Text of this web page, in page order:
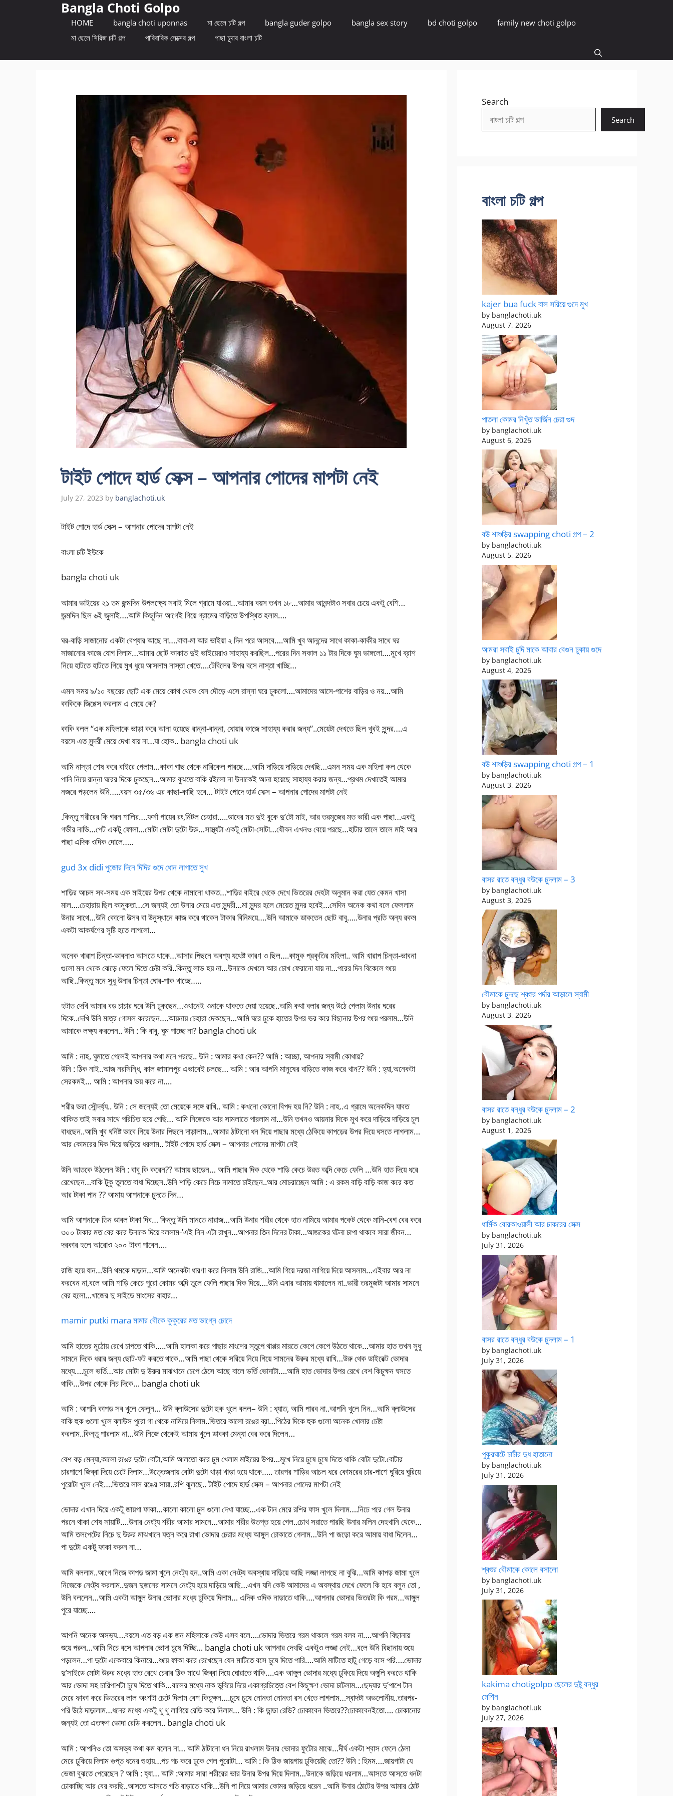
Bangla Choti Golpo
HOME bangla choti uponnas মা ছেলে চটি গল্প bangla guder golpo bangla sex story bd choti golpo
family new choti golpo
মা ছেলে সিরিজ চটি গল্প
পারিবারিক সেক্সের গল্প পাছা চুদার বাংলা চটি
টাইট পোদে হার্ড সেক্স – আপনার পোদের মাপটা নেই
July 27, 2023 by banglachoti.uk
টাইট পোদে হার্ড সেক্স – আপনার পোদের মাপটা নেই
বাংলা চটি ইউকে
bangla choti uk
আমার ভাইয়ের ২১ তম জন্মদিন উপলক্ষ্যে সবাই মিলে গ্রামে যাওয়া…আমার বয়স তখন ১৮…আমার আনন্দটাও সবার চেয়ে একটু বেশি…
জন্মদিন ছিল ৬ই জুলাই….আমি কিছুদিন আগেই গিয়ে গ্রামের বাড়িতে উপস্থিত হলাম….
ঘর-বাড়ি সাজানোর একটা বেপ্যার আছে না….বাবা-মা আর ভাইয়া ২ দিন পরে আসবে….আমি খুব আনন্দের সাথে কাকা-কাকীর সাথে ঘর
সাজানোর কাজে যোগ দিলাম…আমার ছোট কাকাত দুই ভাইয়েরাও সাহায্য করছিল…পরের দিন সকাল ১১ টার দিকে ঘুম ভাঙ্গলো….মুখে ব্রাশ
নিয়ে হাটতে হাটতে গিয়ে মুখ ধুয়ে আসলাম নাস্তা খেতে….টেবিলের উপর বসে নাস্তা খাচ্ছি…
এমন সময় ৯/১০ বছরের ছোট এক মেয়ে কোথ থেকে যেন দৌড়ে এসে রান্না ঘরে ঢুকলো….আমাদের আসে-পাশের বাড়ির ও নয়…আমি
কাকিকে জিগ্গেস করলাম এ মেয়ে কে?
কাকি বলল “এক মহিলাকে ভাড়া করে আনা হয়েছে রান্না-বান্না, ধোয়ার কাজে সাহায্য করার জন্য”..মেয়েটা দেখতে ছিল খুবই সুন্দর….এ
বয়সে এত সুন্দরী মেয়ে দেখা যায় না…যা হোক.. bangla choti uk
আমি নাস্তা শেষ করে বাইরে গেলাম…কাকা গাছ থেকে নারিকেল পারছে….আমি দাড়িয়ে দাড়িয়ে দেখছি…এমন সময় এক মহিলা কল থেকে
পানি নিয়ে রান্না ঘরের দিকে ঢুকছেন…আমার বুঝতে বাকি রইলো না উনাকেই আনা হয়েছে সাহায্য করার জন্য…প্রথম দেখাতেই আমার
নজরে পড়লেন উনি…..বয়স ৩৫/৩৬ এর কাছা-কাছি হবে… টাইট পোদে হার্ড সেক্স – আপনার পোদের মাপটা নেই
.কিন্তু শরীরের কি গরন শালির….ফর্সা গায়ের রং,নিটল চেহারা…..ডাবের মত দুই বুকে দু’টো মাই, আর তরমুজের মত ভারী এক পাছা…একটু
গভীর নাভি…পেট একটু ফোলা…মোটা মোটা দুটো উরু…সাস্থ্যটা একটু মোটা-সোটা…যৌবন এখনও বেয়ে পরছে…হাটার তালে তালে মাই আর
পাছা এদিক ওদিক দোলে…..
gud 3x didi পুজোর দিনে দিদির গুদে ধোন লাগাতে সুখ
শাড়ির আচল সব-সময় এক মাইয়ের উপর থেকে নামানো থাকত…শাড়ির বাইরে থেকে দেখে ভিতরের দেহটা অনুমান করা যেত কেমন খাসা
মাল….চেহারায় ছিল কামুকতা…সে জন্যই তো উনার মেয়ে এত সুন্দরী…মা সুন্দর হলে মেয়েত সুন্দর হবেই…সেদিন অনেক কথা বলে ফেললাম
উনার সাথে…উনি কোনো উত্সব বা উনুস্থানে কাজ করে থাকেন টাকার বিনিময়ে….উনি আমাকে ডাকতেন ছোট বাবু…..উনার প্রতি অন্য রকম
একটা আকর্ষণের সৃষ্টি হতে লাগলো…
অনেক খারাপ চিন্তা-ভাবনাও আসতে থাকে…আসার পিছনে অবশ্য যথেষ্ট কারণ ও ছিল….কামুক প্রকৃতির মহিলা.. আমি খারাপ চিন্তা-ভাবনা
গুলো মন থেকে ঝেড়ে ফেলে দিতে চেষ্টা করি..কিন্তু লাভ হয় না…উনাকে দেখলে আর চোখ ফেরানো যায় না…পরের দিন বিকেলে শুয়ে
আছি..কিন্তু মনে সুধু উনার চিন্তা ঘোর-পাক খাচ্ছে…..
হটাত দেখি আমার বড় চাচার ঘরে উনি ঢুকছেন…ওখানেই ওনাকে থাকতে দেয়া হয়েছে..আমি কথা বলার জন্য উঠে গেলাম উনার ঘরের
দিকে..দেখি উনি মাত্র গোসল করেছেন….আয়নায় চেহারা দেকছেন…আমি ঘরে ঢুকে হাতের উপর ভর করে বিছানার উপর শুয়ে পরলাম…উনি
আমাকে লক্ষ্য করলেন.. উনি : কি বাবু, ঘুম পাচ্ছে না? bangla choti uk
আমি : নাহ, ঘুমাতে গেলেই আপনার কথা মনে পরছে.. উনি : আমার কথা কেন?? আমি : আচ্ছা, আপনার স্বামী কোথায়?
উনি : ঠিক নাই..আজ নরসিন্ধি, কাল জামালপুর এভাবেই চলছে… আমি : আর আপনি মানুষের বাড়িতে কাজ করে খান?? উনি : হ্যা,অনেকটা
সেরকমই… আমি : আপনার ভয় করে না….
শরীর ভরা সৌন্দর্য্য.. উনি : সে জন্যেই তো মেয়েকে সঙ্গে রাখি.. আমি : কখনো কোনো বিপদ হয় নি? উনি : নাহ..এ গ্রামে অনেকদিন যাবত
থাকিত তাই সবার সাথে পরিচিত হয়ে গেছি… আমি নিজেকে আর সামলাতে পারলাম না…উনি তখনও আয়নার দিকে মুখ করে দাড়িয়ে দাড়িয়ে চুল
বাধছেন..আমি খুব ঘনিষ্ট ভাবে গিয়ে উনার পিছনে দাড়ালাম…আমার ঠাটানো ধন দিয়ে পাছার মধ্যে ঠেকিয়ে কাপড়ের উপর দিয়ে ঘসতে লাগলাম…
আর কোমরের দিক দিয়ে জড়িয়ে ধরলাম.. টাইট পোদে হার্ড সেক্স – আপনার পোদের মাপটা নেই
উনি আতকে উঠলেন উনি : বাবু কি করেন?? আমায় ছাড়েন… আমি পাছার দিক থেকে শাড়ি কেচে উরত অব্দি কেচে ফেলি …উনি হাত দিয়ে ধরে
রেখেছেন…বাকি টুকু তুলতে বাধা দিচ্ছেন..উনি শাড়ি কেচে নিচে নামাতে চাইছেন..আর মোচরাচ্ছেন আমি : এ রকম বাড়ি বাড়ি কাজ করে কত
আর টাকা পান ?? আমায় আপনাকে চুদতে দিন…
আমি আপনাকে তিন ডাবল টাকা দিব… কিন্তু উনি মানতে নারাজ…আমি উনার শরীর থেকে হাত নামিয়ে আমার পকেট থেকে মানি-বেগ বের করে
৩০০ টাকার মত বের করে উনাকে দিয়ে বললাম-’এই নিন এটা রাখুন…আপনার তিন দিনের টাকা…আজকের ঘটনা চাপা থাকবে সারা জীবন…
দরকার হলে আরোও ২০০ টাকা পাবেন….
রাজি হয়ে যান…উনি থমকে দাড়ান…আমি অনেকটা ধারণা করে নিলাম উনি রাজি…আমি গিয়ে দরজা লাগিয়ে দিয়ে আসলাম…এইবার আর না
করবেন না,বলে আমি শাড়ি কেচে পুরো কোমর অব্দি তুলে ফেলি পাছার দিক দিয়ে….উনি এবার আমায় থামালেন না..ভারী তরমুজটা আমার সামনে
বের হলো…খাজের দু সাইডে মাংসের বাহার…
mamir putki mara মামার বৌকে কুকুরের মত ভাগ্নে চোদে
আমি হাতের মুঠোয় রেখে চাপতে থাকি…..আমি হালকা করে পাছার মাংশের স্তুপে থাপ্পর মারতে কেপে কেপে উঠতে থাকে…আমার হাত তখন সুধু
সামনে দিকে ধরার জন্য ছোট-ফট করতে থাকে…আমি পাছা থেকে সরিয়ে নিয়ে গিয়ে সামনের উরুর মধ্যে রাখি…উরু থেক ডাইরেক্ট ভোদার
মধ্যে….চুলে ভর্তি…আর মোটা দু উরুর মাঝখানে চেপে ঠেসে আছে বালে ভর্তি ভোদাটা….আমি হাত ভোদার উপর রেখে বেশ কিচুক্ষন ঘসতে
থাকি…উপর থেকে নিচ দিকে… bangla choti uk
আমি : আপনি কাপড় সব খুলে ফেলুন… উনি ব্লাউসের দুটো হুক খুলে বলল– উনি : ধ্যাত, আমি পারব না..আপনি খুলে নিন…আমি ব্লাউসের
বাকি হুক গুলো খুলে ব্লাউস পুরো গা থেকে নামিয়ে নিলাম..ভিতরে কালো রঙের ব্রা…পিঠের দিকে হুক গুলো অনেক খোলার চেষ্টা
করলাম..কিন্তু পারলাম না…উনি নিজে থেকেই আমায় খুলে ডাবকা মেন্যা বের করে দিলেন…
বেশ বড় মেন্যা,কালো রঙের দুটো বোটা,আমি আলতো করে চুম খেলাম মাইয়ের উপর…মুখে নিয়ে চুষে চুষে দিতে থাকি বোটা দুটো.বোটার
চারপাশে জিব্বা দিয়ে চেটে দিলাম…উত্তেজনায় বোটা দুটো খাড়া খাড়া হয়ে থাকে….. তারপর শাড়ির আচল ধরে কোমরের চার-পাশে ঘুরিয়ে ঘুরিয়ে
পুরোটা খুলে নেই….ভিতরে লাল রঙের সায়া..রশি ঝুলছে.. টাইট পোদে হার্ড সেক্স – আপনার পোদের মাপটা নেই
ভোদার এখান দিয়ে একটু জায়গা ফাকা…কালো কালো চুল গুলো দেখা যাচ্ছে…এক টান মেরে রশির ফাস খুলে দিলাম….নিচে পরে গেল উনার
পরনে থাকা শেষ সায়াটি….উনার নেংট্য শরীর আমার সামনে…আমার শরীর উতপ্ত হয়ে গেল..চোখ সরাতে পারছি উনার মলিন দেহখানি থেকে…
আমি তলপেটের নিচে দু উরুর মাঝখানে যত্ন করে রাখা ভোদার চেরার মধ্যে আঙ্গুল ঢোকাতে গেলাম…উনি পা জড়ো করে আমায় বাধা দিলেন…
পা দুটো একটু ফাকা করুন না…
আমি বললাম..আগে নিজে কাপড় জামা খুলে নেংট্য হন..আমি একা নেংট্য অবস্থায় দাড়িয়ে আছি লজ্জা লাগছে না বুঝি…আমি কাপড় জামা খুলে
নিজেকে নেংট্য করলাম..দুজন দুজনের সামনে নেংট্য হয়ে দাড়িয়ে আছি…এখন যদি কেউ আমাদের এ অবস্থায় দেখে ফেলে কি হবে বলুন তো ,
উনি বললেন…আমি একটা আঙ্গুল উনার ভোদার মধ্যে ঢুকিয়ে দিলাম… এদিক ওদিক নাড়াতে থাকি….আপনার ভোদার ভিতরটা কি গরম…আঙ্গুল
পুরে যাচ্ছে….
আপনি অনেক অসভ্য….বয়সে এত বড় এক জন মহিলাকে কেউ এসব বলে….ভোদার ভিতরে গরম থাকলে গরম বলব না….আপনি বিছানায়
শুয়ে পরুন…আমি নিচে বসে আপনার ভোদা চুষে দিচ্ছি… bangla choti uk আপনার দেখছি একটুও লজ্জা নেই…বলে উনি বিছানায় শুয়ে
পড়লেন…পা দুটো একেবারে কিনারে…শুয়ে ফাকা করে রেখেছেন যেন মাটিতে বসে চুষে দিতে পারি….আমি মাটিতে হাটু গেড়ে বসে পরি….ভোদার
দু’সাইডে মোটা উরুর মধ্যে হাত রেখে চেরার ঠিক মাঝে জিব্বা দিয়ে ঘোরাতে থাকি….এক আঙ্গুল ভোদার মধ্যে ঢুকিয়ে দিয়ে অঙ্গুলি করতে থাকি
আর ভোদা সহ চারিপাশটা চুষে দিতে থাকি…বালের মধ্যে নাক ডুবিয়ে দিয়ে একাগ্রচিত্তে বেশ কিছুক্ষণ ভোদা চাটলাম…ছেদ্যার দু’পাশে টান
মেরে ফাকা করে ভিতরের লাল অংশটা চেটে দিলাম বেশ কিচুক্ষন….চুষে চুষে নোনতা নোনতা রস খেতে লাগলাম…স্বাদটা অভলোনীয়..তারপর-
পরি উঠে দাড়ালাম…ধনের মধ্যে একটু থু থু লাগিয়ে রেডি করে নিলাম… উনি : কি ডান্ডা রেডি? ঢোকাবেন ভিতরে??ঢোকাবেনইতো…. ঢোকানোর
জন্যই তো এতক্ষণ ভোদা রেডি করলেন.. bangla choti uk
আমি : আপনিও তো অসভ্য কথা কম বলেন না… আমি ঠাটানো ধন নিয়ে রাখলাম উনার ভোদার ফুটোর মাঝে…দীর্ঘ একটা শ্বাস ফেলে ঠেলা
মেরে ঢুকিয়ে দিলাম গুপ্ত ধনের গুহায়…পচ পচ করে ঢুকে গেল পুরোটা… আমি : কি ঠিক জায়গায় ঢুকিয়েছি তো?? উনি : হিমম….জায়গাটা যে
ভেজা বুঝতে পেরেছেন ? আমি : হ্যা… আমি :আমার সারা শরীরের ভার উনার উপর দিয়ে দিলাম…উনাকে জড়িয়ে ধরলাম…আসতে আসতে ধনটা
ঢোকাচ্ছি আর বের করছি..আসতে আসতে গতি বাড়াতে থাকি…উনি পা দিয়ে আমার কোমর জড়িয়ে ধরেন ..আমি উনার ঠোটের উপর আমার ঠোট
Search
Search
বাংলা চটি গল্প
kajer bua fuck বাল সরিয়ে গুদে মুখ
by banglachoti.uk
August 7, 2026
পাতলা কোমর নিখুঁত ভার্জিন চেরা গুদ
by banglachoti.uk
August 6, 2026
বউ শাশুড়ির swapping choti গল্প – 2
by banglachoti.uk
August 5, 2026
আমরা সবাই চুদি মাকে আবার বেগুন ঢুকায় গুদে
by banglachoti.uk
August 4, 2026
বউ শাশুড়ির swapping choti গল্প – 1
by banglachoti.uk
August 3, 2026
বাসর রাতে বন্ধুর বউকে চুদলাম – 3
by banglachoti.uk
August 3, 2026
বৌমাকে চুদছে শ্বশুর পর্দার আড়ালে স্বামী
by banglachoti.uk
August 3, 2026
বাসর রাতে বন্ধুর বউকে চুদলাম – 2
by banglachoti.uk
August 1, 2026
ধার্মিক বোরকাওয়ালী আর চাকরের সেক্স
by banglachoti.uk
July 31, 2026
বাসর রাতে বন্ধুর বউকে চুদলাম – 1
by banglachoti.uk
July 31, 2026
পুকুরঘাটে চাচীর দুধ হাতানো
by banglachoti.uk
July 31, 2026
শ্বশুর বৌমাকে কোলে বসালো
by banglachoti.uk
July 31, 2026
kakima chotigolpo ছেলের দুষ্টু বন্ধুর
মেশিন
by banglachoti.uk
July 27, 2026